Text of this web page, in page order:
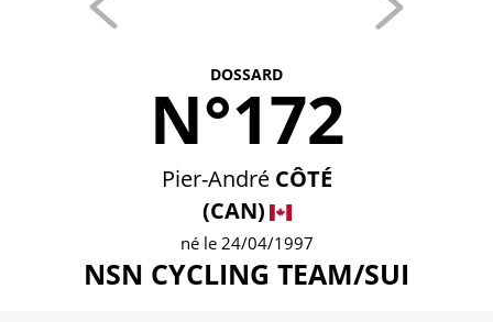
DOSSARD
N°172
Pier-André CÔTÉ
(CAN)
né le 24/04/1997
NSN CYCLING TEAM/SUI